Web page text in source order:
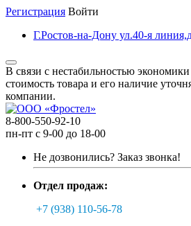
Регистрация Войти
Г.Ростов-на-Дону ул.40-я
В связи с нестабильностью
стоимость товара и его наличие
компании.
8-800-550-92-10
пн-пт с 9-00 до 18-00
Не дозвонились? Заказ звонка!
Отдел продаж:
+7 (938) 110-56-78